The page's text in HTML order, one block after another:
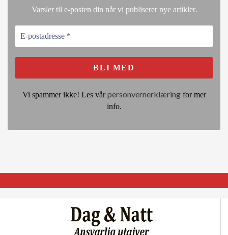
Varsler til e-posten din når vi publiserer nye artikler.
Vi spammer ikke! Les vårpersonvernerklæringfor mer
info.